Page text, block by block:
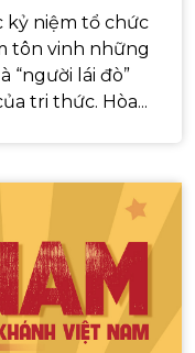
kỷ niệm tổ chức
tôn vinh những
“người lái đò”
tri thức. Hòa...